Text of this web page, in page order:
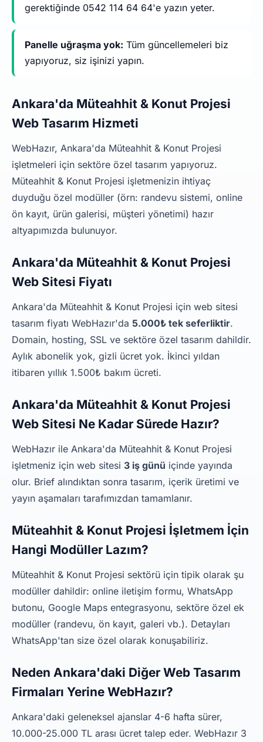
gerektiğinde 0542 114 64 64'e yazın yeter.
Panelle uğraşma yok: Tüm güncellemeleri biz
yapıyoruz, siz işinizi yapın.
Ankara'da Müteahhit & Konut Projesi
Web Tasarım Hizmeti
WebHazır, Ankara'da Müteahhit & Konut Projesi
işletmeleri için sektöre özel tasarım yapıyoruz.
Müteahhit & Konut Projesi işletmenizin ihtiyaç
duyduğu özel modüller (örn: randevu sistemi, online
ön kayıt, ürün galerisi, müşteri yönetimi) hazır
altyapımızda bulunuyor.
Ankara'da Müteahhit & Konut Projesi
Web Sitesi Fiyatı
Ankara'da Müteahhit & Konut Projesi için web sitesi
tasarım fiyatı WebHazır'da 5.000₺ tek seferliktir.
Domain, hosting, SSL ve sektöre özel tasarım dahildir.
Aylık abonelik yok, gizli ücret yok. İkinci yıldan
itibaren yıllık 1.500₺ bakım ücreti.
Ankara'da Müteahhit & Konut Projesi
Web Sitesi Ne Kadar Sürede Hazır?
WebHazır ile Ankara'da Müteahhit & Konut Projesi
işletmeniz için web sitesi 3 iş günü içinde yayında
olur. Brief alındıktan sonra tasarım, içerik üretimi ve
yayın aşamaları tarafımızdan tamamlanır.
Müteahhit & Konut Projesi İşletmem İçin
Hangi Modüller Lazım?
Müteahhit & Konut Projesi sektörü için tipik olarak şu
modüller dahildir: online iletişim formu, WhatsApp
butonu, Google Maps entegrasyonu, sektöre özel ek
modüller (randevu, ön kayıt, galeri vb.). Detayları
WhatsApp'tan size özel olarak konuşabiliriz.
Neden Ankara'daki Diğer Web Tasarım
Firmaları Yerine WebHazır?
Ankara'daki geleneksel ajanslar 4-6 hafta sürer,
10.000-25.000 TL arası ücret talep eder. WebHazır 3